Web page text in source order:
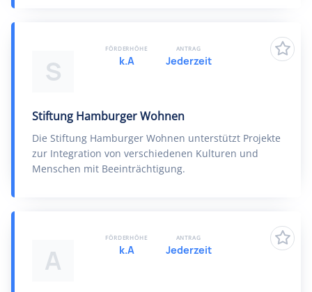
S
Stiftung Hamburger Wohnen
Die Stiftung Hamburger Wohnen unterstützt Projekte
zur Integration von verschiedenen Kulturen und
Menschen mit Beeinträchtigung.
FÖRDERHÖHE
k.A
ANTRAG
Jederzeit
A
FÖRDERHÖHE
k.A
ANTRAG
Jederzeit